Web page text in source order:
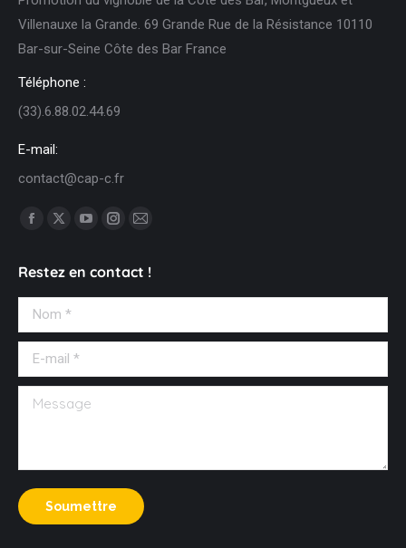
Villenauxe la Grande. 69 Grande Rue de la Résistance 10110
Bar-sur-Seine Côte des Bar France
Téléphone :
(33).6.88.02.44.69
E-mail:
contact@cap-c.fr
Trouvez nous sur :
Facebook
opens
in
new
window
X
opens
in
new
window
YouTube
opens
in
window
Instagram
opens
in
window
Mail
opens
in
window
Restez en contact !
Nom *
E-mail *
Message
Soumettre